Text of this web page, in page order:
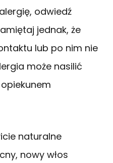
odwiedź
jednak, że
lub po nim nie
może nasilić
naturalne
nowy włos